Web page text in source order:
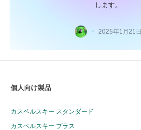
します。
2025年1月21日
個人向け製品
カスペルスキー スタンダード
カスペルスキー プラス